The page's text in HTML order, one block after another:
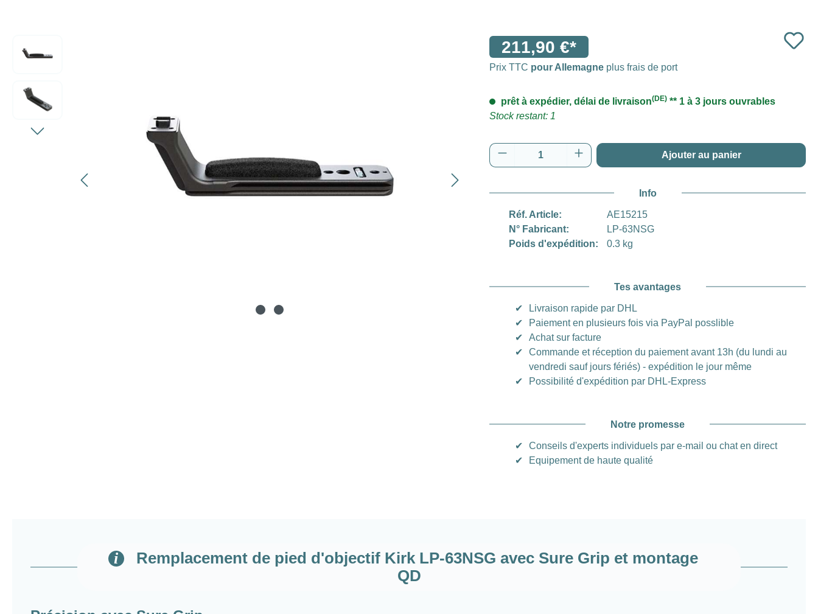
211,90 €*
Prix TTC pour Allemagne plus frais de port
prêt à expédier, délai de livraison(DE) ** 1 à 3 jours ouvrables
Stock restant: 1
Quantité de produit : Entrez la quantité souhaitée
Ajouter au panier
Info
Réf. Article:
AE15215
N° Fabricant:
LP-63NSG
Poids d'expédition:
0.3 kg
Tes avantages
✔
Livraison rapide par DHL
✔
Paiement en plusieurs fois via PayPal posslible
✔
Achat sur facture
✔
Commande et réception du paiement avant 13h (du lundi au
vendredi sauf jours fériés) - expédition le jour même
✔
Possibilité d'expédition par DHL-Express
Notre promesse
✔
Conseils d'experts individuels par e-mail ou chat en direct
✔
Equipement de haute qualité
Remplacement de pied d'objectif Kirk LP-63NSG avec Sure Grip et montage
QD